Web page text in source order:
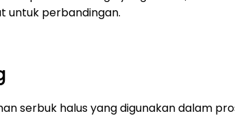
untuk perbandingan.
serbuk halus yang digunakan dalam